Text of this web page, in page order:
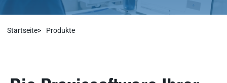
Startseite Produkte